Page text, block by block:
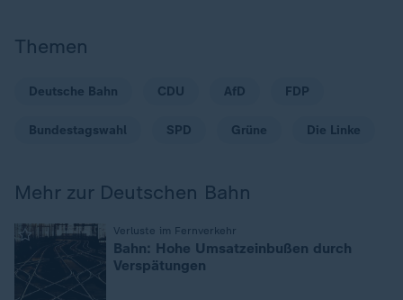
Themen
Deutsche Bahn CDU AfD FDP
Bundestagswahl SPD Grüne Die Linke
Mehr zur Deutschen Bahn
Verluste im Fernverkehr
:
Bahn: Hohe Umsatzeinbußen durch
Verspätungen